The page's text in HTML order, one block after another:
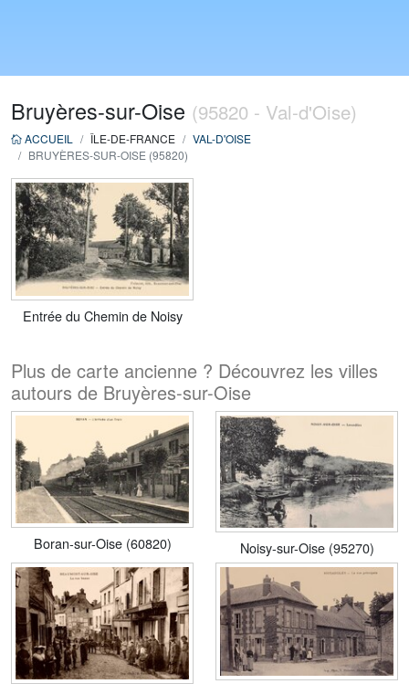
Bruyères-sur-Oise (95820 - Val-d'Oise)
ACCUEIL ÎLE-DE-FRANCE
VAL-D'OISE
BRUYÈRES-SUR-OISE (95820)
Entrée du Chemin de Noisy
Plus de carte ancienne ? Découvrez les villes
autours de Bruyères-sur-Oise
Boran-sur-Oise (60820) Noisy-sur-Oise (95270)